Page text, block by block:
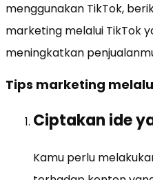
menggunakan TikTok,
marketing melalui TikTok
meningkatkan
Tips marketing
Ciptakan ide
Kamu perlu